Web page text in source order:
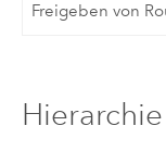
Freigeben von
Hierarchie